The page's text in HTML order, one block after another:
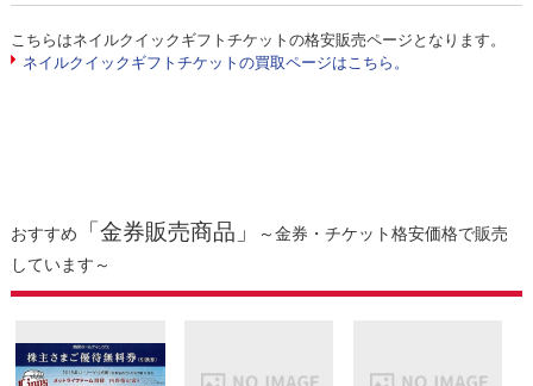
こちらはネイルクイックギフトチケットの格安販売ページとなります。
ネイルクイックギフトチケットの買取ページはこちら。
おすすめ 「金券販売商品」
～金券・チケット格安価格で販売
しています～